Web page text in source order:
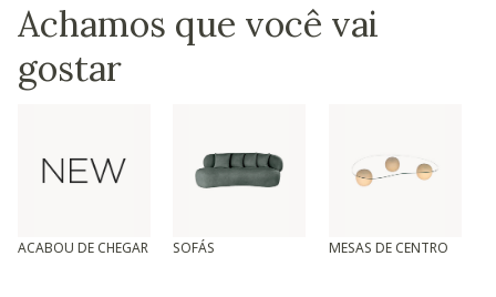
Achamos que você vai
gostar
ACABOU DE CHEGAR SOFÁS MESAS DE CENTRO